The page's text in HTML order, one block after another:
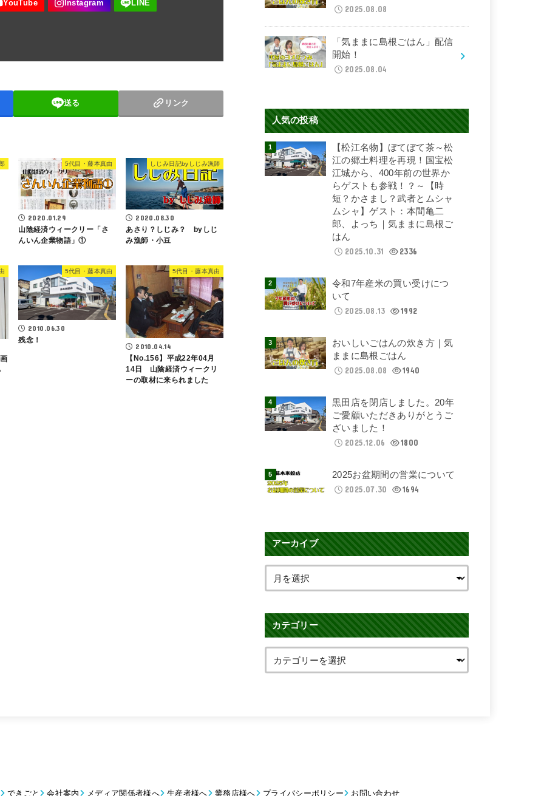
送る リンク
5代目・藤本真由
2020.01.29
山陰経済ウィークリー「さ
んいん企業物語」①
しじみ日記byしじみ漁師
2020.08.30
あさり？しじみ？ byしじ
み漁師・小豆
5代目・藤本真由
2010.06.30
残念！
5代目・藤本真由
2010.04.14
【No.156】平成22年04月
14日 山陰経済ウィークリ
ーの取材に来られました
2025.08.08
「気ままに島根ごはん」配信
開始！
2025.08.04
人気の投稿
【松江名物】ぼてぼて茶～松
江の郷土料理を再現！国宝松
江城から、400年前の世界か
らゲストも参戦！？～【時
短？かさまし？武者とムシャ
ムシャ】ゲスト：本間亀二
郎、よっち｜気ままに島根ご
はん
2025.10.31
2336
令和7年産米の買い受けにつ
いて
2025.08.13
1992
おいしいごはんの炊き方｜気
ままに島根ごはん
2025.08.08
1940
黒田店を閉店しました。20年
ご愛顧いただきありがとうご
ざいました！
2025.12.06
1800
2025お盆期間の営業について
2025.07.30
1694
アーカイブ
カテゴリー
できごと 会社案内 メディア関係者様へ 生産者様へ 業務店様へ プライバシーポリシー お問い合わせ